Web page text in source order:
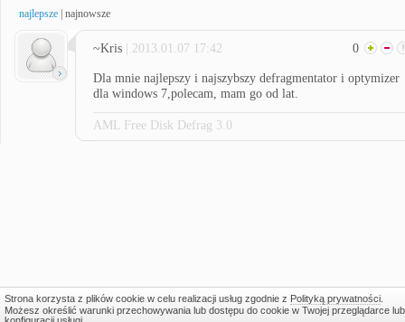
najlepsze najnowsze
~Kris | 2013.01.07 17:42 0
Dla mnie najlepszy i najszybszy defragmentator i optymizer
dla windows 7,polecam, mam go od lat.
AML Free Disk Defrag 3.0
Strona korzysta z plików cookie w celu realizacji usług zgodnie z Polityką prywatności.
Możesz określić warunki przechowywania lub dostępu do cookie w Twojej przeglądarce lub